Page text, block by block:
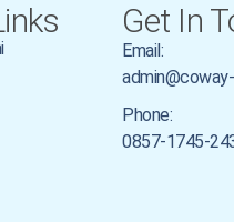
Get In
Email:
Phone:
0857-1745-